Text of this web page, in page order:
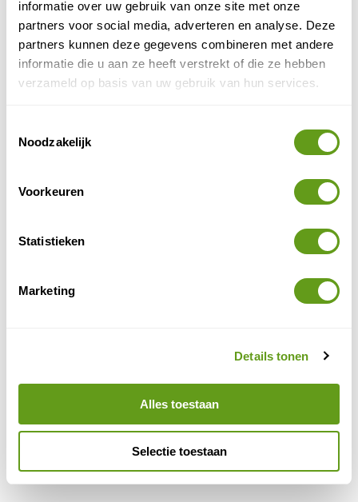
informatie over uw gebruik van onze site met onze
partners voor social media, adverteren en analyse. Deze
partners kunnen deze gegevens combineren met andere
informatie die u aan ze heeft verstrekt of die ze hebben
verzameld op basis van uw gebruik van hun services.
Noodzakelijk
Voorkeuren
Statistieken
Marketing
Details tonen
Alles toestaan
Selectie toestaan
Enkele tips om te wandelen langs de kust.
een van de mooiste kustwandelingen in de
verscholen baai en stille strandjes naar de vuurtoren